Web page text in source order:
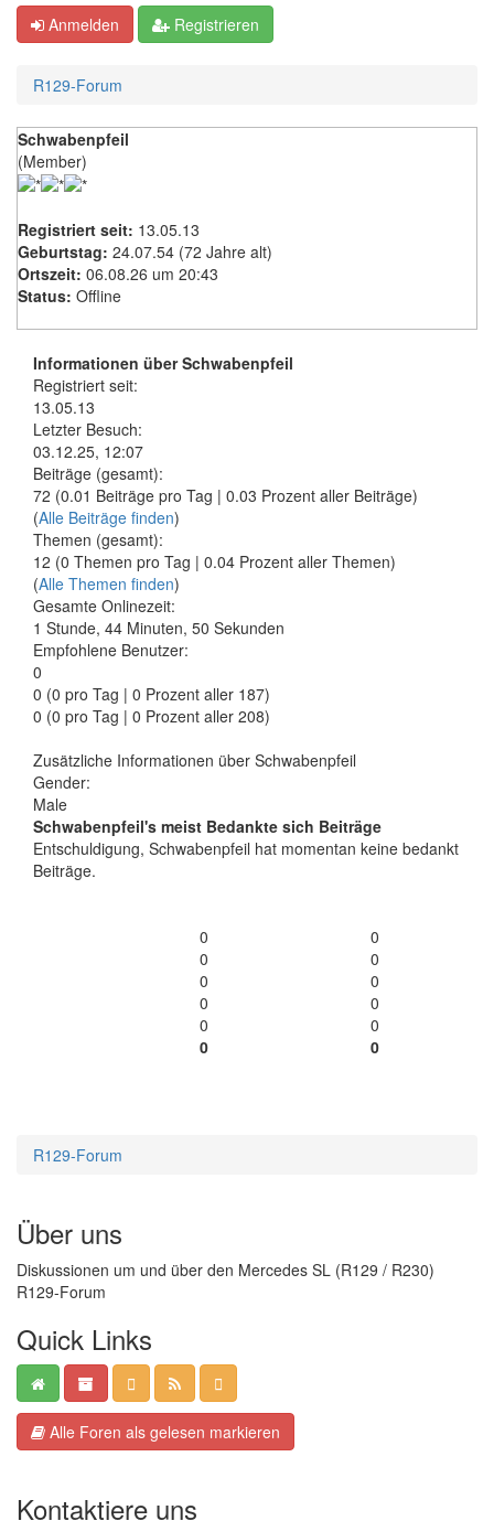
Anmelden Registrieren
R129-Forum
Schwabenpfeil
(Member)
Registriert seit: 13.05.13
Geburtstag: 24.07.54 (72 Jahre alt)
Ortszeit: 06.08.26 um 20:43
Status: Offline
Informationen über Schwabenpfeil
Registriert seit:
13.05.13
Letzter Besuch:
03.12.25, 12:07
Beiträge (gesamt):
72 (0.01 Beiträge pro Tag | 0.03 Prozent aller Beiträge)
(Alle Beiträge finden)
Themen (gesamt):
12 (0 Themen pro Tag | 0.04 Prozent aller Themen)
(Alle Themen finden)
Gesamte Onlinezeit:
1 Stunde, 44 Minuten, 50 Sekunden
Empfohlene Benutzer:
0
0 (0 pro Tag | 0 Prozent aller 187)
0 (0 pro Tag | 0 Prozent aller 208)
Zusätzliche Informationen über Schwabenpfeil
Gender:
Male
Schwabenpfeil's meist Bedankte sich Beiträge
Entschuldigung, Schwabenpfeil hat momentan keine bedankt
Beiträge.
0
0
0
0
0
0
0
0
0
0
0
0
R129-Forum
Über uns
Diskussionen um und über den Mercedes SL (R129 / R230)
R129-Forum
Quick Links
Alle Foren als gelesen markieren
Kontaktiere uns